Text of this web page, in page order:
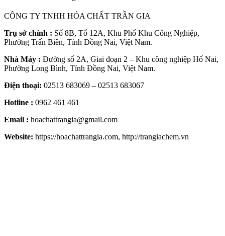
CÔNG TY TNHH HÓA CHẤT TRẦN GIA
Trụ sở chính : Số 8B, Tổ 12A, Khu Phố Khu Công Nghiệp,
Phường Trấn Biên, Tỉnh Đồng Nai, Việt Nam.
Nhà Máy : Đường số 2A, Giai đoạn 2 – Khu công nghiệp Hố Nai,
Phường Long Bình, Tỉnh Đồng Nai, Việt Nam.
Điện thoại: 02513 683069 – 02513 683067
Hotline : 0962 461 461
Email : hoachattrangia@gmail.com
Website: https://hoachattrangia.com, http://trangiachem.vn